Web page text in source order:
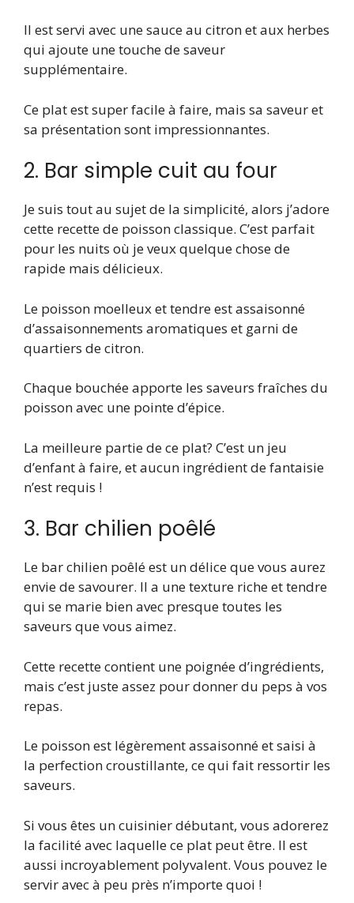
Il est servi avec une sauce au citron et aux herbes
qui ajoute une touche de saveur
supplémentaire.
Ce plat est super facile à faire, mais sa saveur et
sa présentation sont impressionnantes.
2. Bar simple cuit au four
Je suis tout au sujet de la simplicité, alors j’adore
cette recette de poisson classique. C’est parfait
pour les nuits où je veux quelque chose de
rapide mais délicieux.
Le poisson moelleux et tendre est assaisonné
d’assaisonnements aromatiques et garni de
quartiers de citron.
Chaque bouchée apporte les saveurs fraîches du
poisson avec une pointe d’épice.
La meilleure partie de ce plat? C’est un jeu
d’enfant à faire, et aucun ingrédient de fantaisie
n’est requis !
3. Bar chilien poêlé
Le bar chilien poêlé est un délice que vous aurez
envie de savourer. Il a une texture riche et tendre
qui se marie bien avec presque toutes les
saveurs que vous aimez.
Cette recette contient une poignée d’ingrédients,
mais c’est juste assez pour donner du peps à vos
repas.
Le poisson est légèrement assaisonné et saisi à
la perfection croustillante, ce qui fait ressortir les
saveurs.
Si vous êtes un cuisinier débutant, vous adorerez
la facilité avec laquelle ce plat peut être. Il est
aussi incroyablement polyvalent. Vous pouvez le
servir avec à peu près n’importe quoi !